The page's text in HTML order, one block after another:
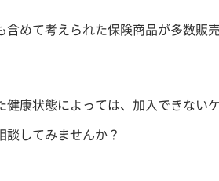
めて考えられた保険商品が多数販
康状態によっては、加入できない
してみませんか？